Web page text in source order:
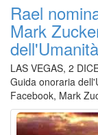
Rael
Mark
LAS VEGAS, 2
Guida onoraria
Facebook, Mark